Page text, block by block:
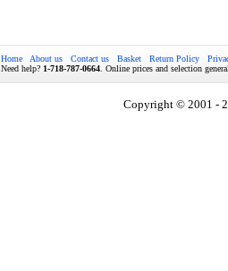
Home About us Contact us Basket Return Policy
Need help? 1-718-787-0664 . Online prices and selection
Copyright © 2001 -